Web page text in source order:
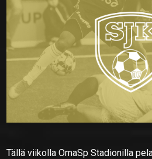
Tällä viikolla OmaSp Stadionilla